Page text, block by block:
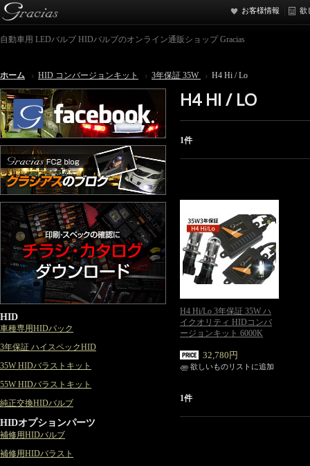
お客様情報 欲
自動車用 LEDバルブ HIDバルブのオンライン通販ショップ Gracias
ホーム HID コンバージョンキット 3年保証 35W H4 Hi / Lo
H4 HI / LO
1件
H4 Hi/Lo 3年保証 35W ハ
イクオリティ HIDコンバ
ージョンキット 6000K
32,780円
欲しいものリストに追加
1件
HID
車種専用HIDパック
3年保証 ハイスペックHID
35W HIDバラストキット
55W HIDバラストキット
純正交換HIDバルブ
HIDオプションパーツ
補修用HIDバルブ
補修用HIDバラスト